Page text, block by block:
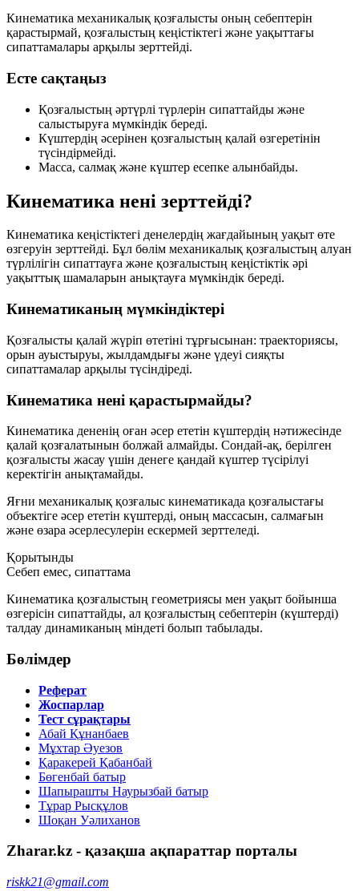
Кинематика механикалық қозғалысты оның себептерін
қарастырмай, қозғалыстың кеңістіктегі және уақыттағы
сипаттамалары арқылы зерттейді.
Есте сақтаңыз
Қозғалыстың әртүрлі түрлерін сипаттайды және
салыстыруға мүмкіндік береді.
Күштердің әсерінен қозғалыстың қалай өзгеретінін
түсіндірмейді.
Масса, салмақ және күштер есепке алынбайды.
Кинематика нені зерттейді?
Кинематика кеңістіктегі денелердің жағдайының уақыт өте
өзгеруін зерттейді. Бұл бөлім механикалық қозғалыстың алуан
түрлілігін сипаттауға және қозғалыстың кеңістіктік әрі
уақыттық шамаларын анықтауға мүмкіндік береді.
Кинематиканың мүмкіндіктері
Қозғалысты қалай жүріп өтетіні тұрғысынан: траекториясы,
орын ауыстыруы, жылдамдығы және үдеуі сияқты
сипаттамалар арқылы түсіндіреді.
Кинематика нені қарастырмайды?
Кинематика дененің оған әсер ететін күштердің нәтижесінде
қалай қозғалатынын болжай алмайды. Сондай-ақ, берілген
қозғалысты жасау үшін денеге қандай күштер түсірілуі
керектігін анықтамайды.
Яғни механикалық қозғалыс кинематикада қозғалыстағы
объектіге әсер ететін күштерді, оның массасын, салмағын
және өзара әсерлесулерін ескермей зерттеледі.
Қорытынды
Себеп емес, сипаттама
Кинематика қозғалыстың геометриясы мен уақыт бойынша
өзгерісін сипаттайды, ал қозғалыстың себептерін (күштерді)
талдау динамиканың міндеті болып табылады.
Бөлімдер
Реферат
Жоспарлар
Тест сұрақтары
Абай Құнанбаев
Мұхтар Әуезов
Қаракерей Қабанбай
Бөгенбай батыр
Шапырашты Наурызбай батыр
Тұрар Рысқұлов
Шоқан Уәлиханов
Zharar.kz - қазақша ақпараттар порталы
riskk21@gmail.com